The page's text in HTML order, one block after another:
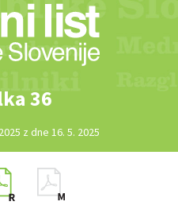
36
z dne 16. 5. 2025